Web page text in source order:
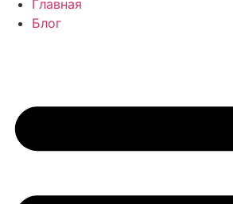
Главная
Блог